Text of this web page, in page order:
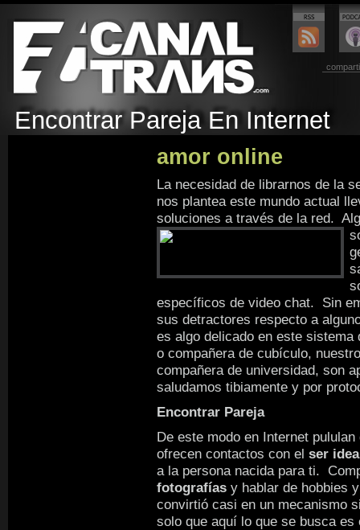
Encontrar Pareja En Internet
amor online
La necesidad de librarnos de la
nos plantea este mundo actual
soluciones a través de la red.
específicos de video chat. Sin
sus detractores respecto a
es algo delicado en este sistema
o compañera de cubículo,
compañera de universidad, son
saludamos tibiamente y por
Encontrar Pareja
De este modo en Internet
ofrecen contactos con el ser
a la persona nacida para ti.
fotografías y hablar de hobbies
convirtió casi en un mecanismo
solo que aquí lo que se busca es